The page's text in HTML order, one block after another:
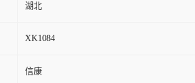
湖北
XK1084
信康